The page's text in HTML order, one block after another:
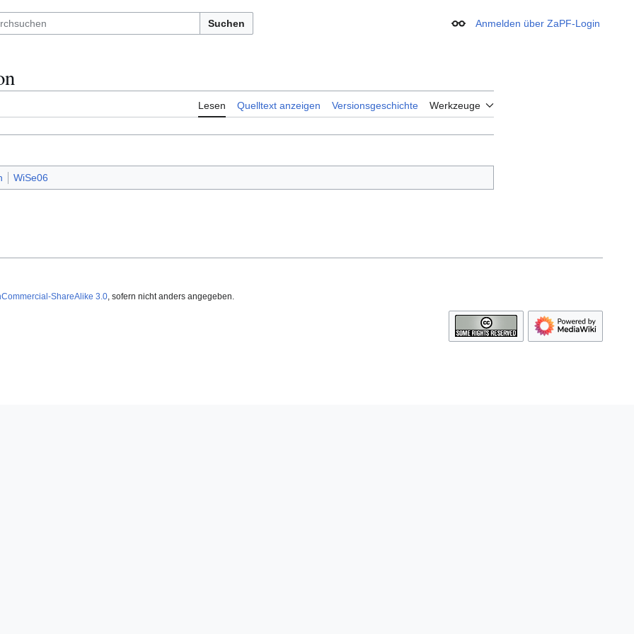
Suchen Erscheinungsbild
Anmelden über ZaPF-Login
Lesen Quelltext anzeigen Versionsgeschichte Werkzeuge
WiSe06
ShareAlike 3.0, sofern nicht anders angegeben.